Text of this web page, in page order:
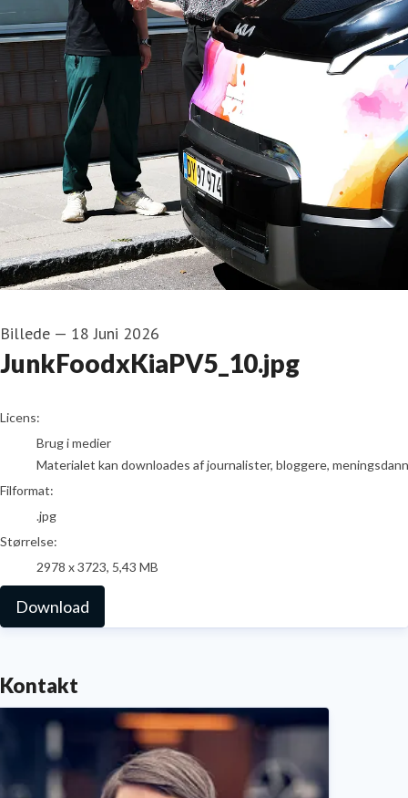
Billede — 18 Juni 2026
JunkFoodxKiaPV5_10.jpg
go to media item
Licens:
Brug i medier
Materialet kan downloades af journalister, bloggere,
Filformat:
.jpg
Størrelse:
2978 x 3723, 5,43 MB
Download
Kontakt